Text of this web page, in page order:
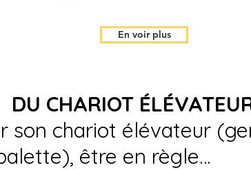
En voir plus
DU CHARIOT
son chariot élévateur
être en règle…